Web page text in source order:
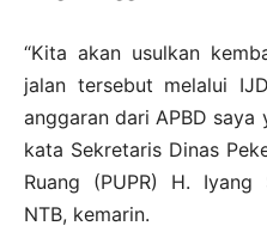
“Kita akan usulkan
jalan tersebut melalui
anggaran dari APBD saya
kata Sekretaris Dinas
Ruang (PUPR) H. Iyang
NTB, kemarin.